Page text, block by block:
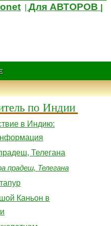
|Для АВТОРОВ
по Индии
в Индию:
Телегана
прадеш, Телегана
Каньон в